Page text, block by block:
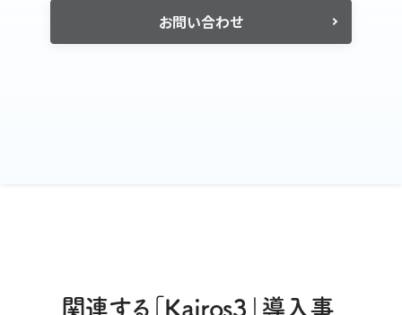
お問い合わせ
関連する「Kairos3」導入事